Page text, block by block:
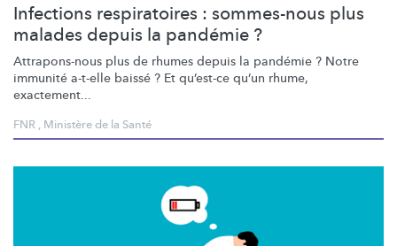
Infections respiratoires : sommes-nous plus
malades depuis la pandémie ?
Attrapons-nous plus de rhumes depuis la pandémie ? Notre
immunité a-t-elle baissé ? Et qu’est-ce qu’un rhume,
exactement...
FNR , Ministère de la Santé